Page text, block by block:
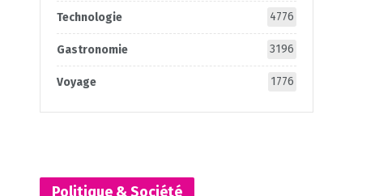
Technologie 4776
Gastronomie 3196
Voyage 1776
Politique & Société